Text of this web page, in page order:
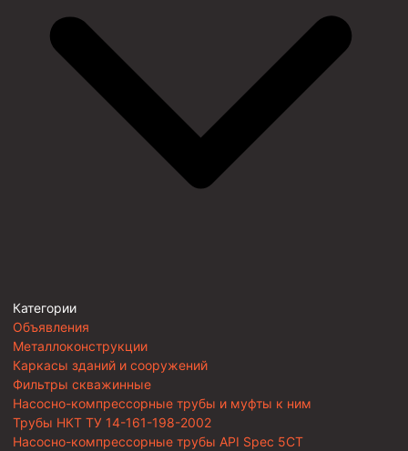
Категории
Объявления
Металлоконструкции
Каркасы зданий и сооружений
Фильтры скважинные
Насосно-компрессорные трубы и муфты к ним
Трубы НКТ ТУ 14-161-198-2002
Насосно-компрессорные трубы API Spec 5CT